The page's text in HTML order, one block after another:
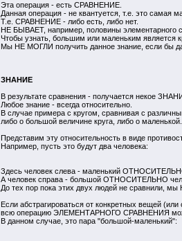
Эта операция - есть СРАВНЕНИЕ.
Данная операция - не квантуется, т.е. это
Т.е. СРАВНЕНИЕ - либо есть, либо нет.
НЕ БЫВАЕТ, например, половины элементарного
Чтобы узнать, большим или маленьким
Мы НЕ МОГЛИ получить данное знание, если бы
ЗНАНИЕ
В результате сравнения - получается некое
Любое знание - всегда относительно.
В случае примера с кругом, сравнивая с
либо о большой величине круга, либо о маленькой.
Представим эту относительность в виде
Например, пусть это будут два человека:
Здесь человек слева - маленький
А человек справа - большой ОТНОСИТЕЛЬНО
До тех пор пока этих двух людей не сравнили,
Если абстрагироваться от конкретных вещей (или
всю операцию ЭЛЕМЕНТАРНОГО СРАВНЕНИЯ
В данном случае, это пара "большой-маленький":